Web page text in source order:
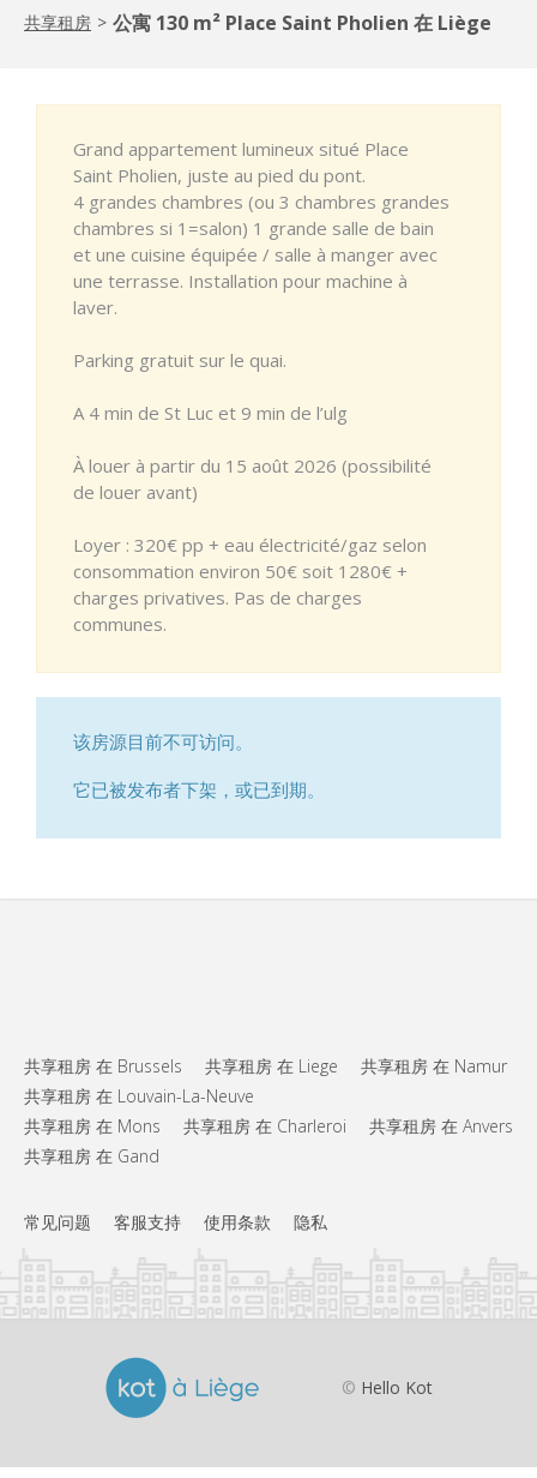
共享租房 > 公寓 130 m² Place Saint Pholien 在 Liège
Grand appartement lumineux situé Place
Saint Pholien, juste au pied du pont.
4 grandes chambres (ou 3 chambres grandes
chambres si 1=salon) 1 grande salle de bain
et une cuisine équipée / salle à manger avec
une terrasse. Installation pour machine à
laver.
Parking gratuit sur le quai.
A 4 min de St Luc et 9 min de l’ulg
À louer à partir du 15 août 2026 (possibilité
de louer avant)
Loyer : 320€ pp + eau électricité/gaz selon
consommation environ 50€ soit 1280€ +
charges privatives. Pas de charges
communes.
该房源目前不可访问。
它已被发布者下架，或已到期。
共享租房 在 Brussels 共享租房 在 Liege
共享租房 在 Namur
共享租房 在 Louvain-La-Neuve
共享租房 在 Mons
共享租房 在 Charleroi
共享租房 在 Anvers
共享租房 在 Gand
常见问题 客服支持 使用条款 隐私
© Hello Kot